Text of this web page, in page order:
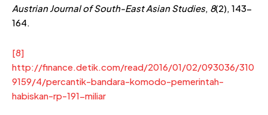
Austrian Journal of South-East Asian Studies, 8(2), 143-
164.
[8]
http://finance.detik.com/read/2016/01/02/093036/310
9159/4/percantik-bandara-komodo-pemerintah-
habiskan-rp-191-miliar